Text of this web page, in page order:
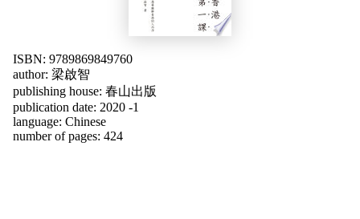
ISBN: 9789869849760
author: 梁啟智
publishing house: 春山出版
publication date: 2020 -1
language: Chinese
number of pages: 424